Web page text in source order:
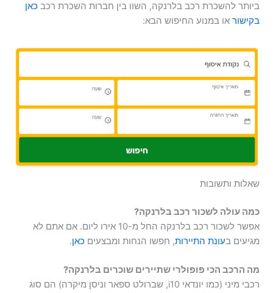
ביותר להשכרת רכב בלרנקה, השוו בין חברות השכרת רכב כאן
בקישור או במנוע החיפוש הבא:
שאלות ותשובות
כמה עולה לשכור רכב בלרנקה?
אפשר לשכור רכב בלרנקה החל מ-10 אירו ליום. אם אתם לא
מגיעים בעונת התיירות, חפשו הנחות ומבצעים כאן.
מה הרכב הכי פופולרי שתיירים שוכרים בלרנקה?
רכבי מיני (כמו יונדאי i10, שברולט ספאר וניסן מיקרה) הם סוג